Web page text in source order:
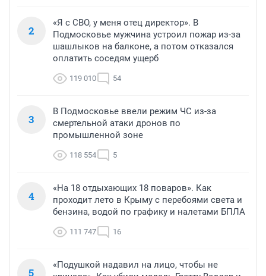
2
«Я с СВО, у меня отец директор». В
Подмосковье мужчина устроил пожар из-за
шашлыков на балконе, а потом отказался
оплатить соседям ущерб
119 010 54
3
В Подмосковье ввели режим ЧС из-за
смертельной атаки дронов по
промышленной зоне
118 554 5
4
«На 18 отдыхающих 18 поваров». Как
проходит лето в Крыму с перебоями света и
бензина, водой по графику и налетами БПЛА
111 747 16
5
«Подушкой надавил на лицо, чтобы не